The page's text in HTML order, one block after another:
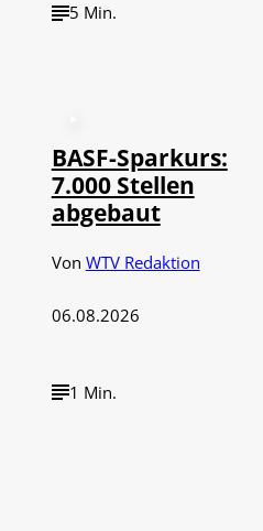
5 Min.
BASF-Sparkurs:
7.000 Stellen
abgebaut
Von WTV Redaktion
06.08.2026
1 Min.